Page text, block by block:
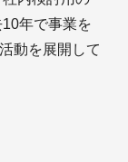
年で事業を
動を展開して